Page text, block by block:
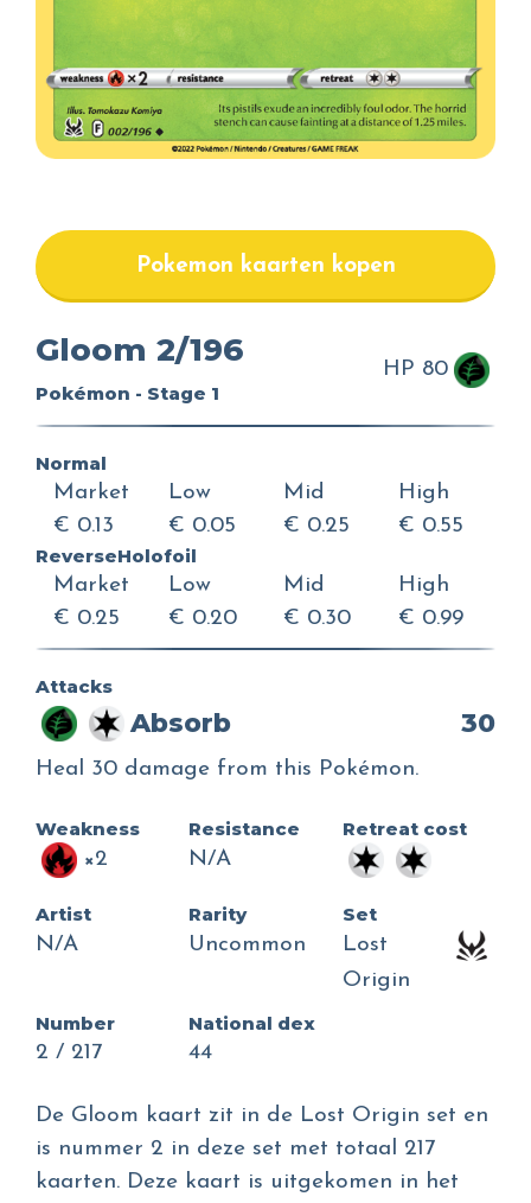
Pokemon kaarten kopen
Gloom 2/196
Pokémon - Stage 1
HP 80
Normal
Market
€ 0.13
Low
€ 0.05
Mid
€ 0.25
High
€ 0.55
ReverseHolofoil
Market
€ 0.25
Low
€ 0.20
Mid
€ 0.30
High
€ 0.99
Attacks
Absorb 30
Heal 30 damage from this Pokémon.
Weakness
×2
Resistance
N/A
Retreat cost
Artist
N/A
Rarity
Uncommon
Set
Lost
Origin
Number
2 / 217
National dex
44
De Gloom kaart zit in de Lost Origin set en
is nummer 2 in deze set met totaal 217
kaarten. Deze kaart is uitgekomen in het